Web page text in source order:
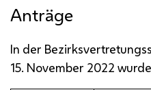
Anträge
In der
15. November 2022